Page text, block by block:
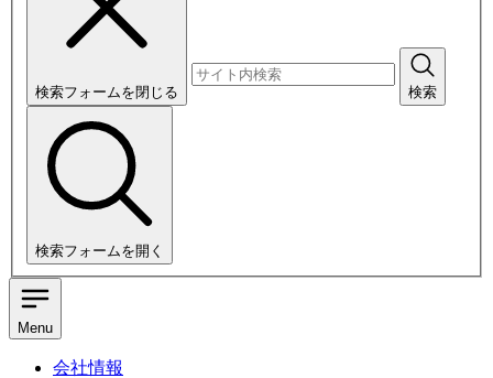
検索フォームを閉じる 検索
検索フォームを開く
Menu
会社情報